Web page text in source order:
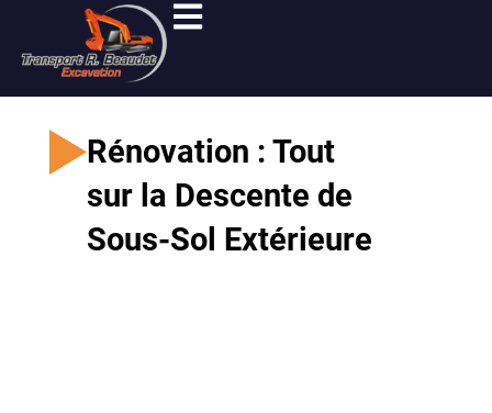
contenu
Rénovation : Tout
sur la Descente de
Sous-Sol Extérieure